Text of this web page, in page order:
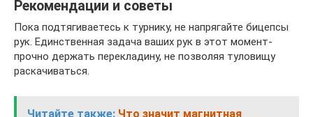
Рекомендации и советы
Пока подтягиваетесь к турнику, не напрягайте бицепсы
рук. Единственная задача ваших рук в этот момент-
прочно держать перекладину, не позволяя туловищу
раскачиваться.
Читайте также: Что значит магнитная